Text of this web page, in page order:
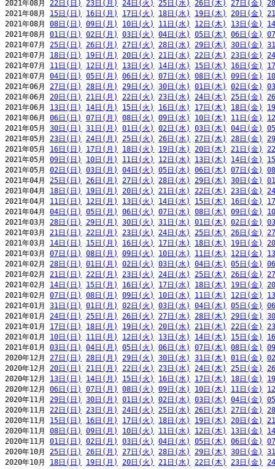
2021年08月 22日(日) 23日(月) 24日(火) 25日(水) 26日(木) 27日(金)
2021年08月 15日(日) 16日(月) 17日(火) 18日(水) 19日(木) 20日(金)
2021年08月 08日(日) 09日(月) 10日(火) 11日(水) 12日(木) 13日(金)
2021年08月 01日(日) 02日(月) 03日(火) 04日(水) 05日(木) 06日(金)
2021年07月 25日(日) 26日(月) 27日(火) 28日(水) 29日(木) 30日(金)
2021年07月 18日(日) 19日(月) 20日(火) 21日(水) 22日(木) 23日(金)
2021年07月 11日(日) 12日(月) 13日(火) 14日(水) 15日(木) 16日(金)
2021年07月 04日(日) 05日(月) 06日(火) 07日(水) 08日(木) 09日(金)
2021年06月 27日(日) 28日(月) 29日(火) 30日(水) 01日(木) 02日(金)
2021年06月 20日(日) 21日(月) 22日(火) 23日(水) 24日(木) 25日(金)
2021年06月 13日(日) 14日(月) 15日(火) 16日(水) 17日(木) 18日(金)
2021年06月 06日(日) 07日(月) 08日(火) 09日(水) 10日(木) 11日(金)
2021年05月 30日(日) 31日(月) 01日(火) 02日(水) 03日(木) 04日(金)
2021年05月 23日(日) 24日(月) 25日(火) 26日(水) 27日(木) 28日(金)
2021年05月 16日(日) 17日(月) 18日(火) 19日(水) 20日(木) 21日(金)
2021年05月 09日(日) 10日(月) 11日(火) 12日(水) 13日(木) 14日(金)
2021年05月 02日(日) 03日(月) 04日(火) 05日(水) 06日(木) 07日(金)
2021年04月 25日(日) 26日(月) 27日(火) 28日(水) 29日(木) 30日(金)
2021年04月 18日(日) 19日(月) 20日(火) 21日(水) 22日(木) 23日(金)
2021年04月 11日(日) 12日(月) 13日(火) 14日(水) 15日(木) 16日(金)
2021年04月 04日(日) 05日(月) 06日(火) 07日(水) 08日(木) 09日(金)
2021年03月 28日(日) 29日(月) 30日(火) 31日(水) 01日(木) 02日(金)
2021年03月 21日(日) 22日(月) 23日(火) 24日(水) 25日(木) 26日(金)
2021年03月 14日(日) 15日(月) 16日(火) 17日(水) 18日(木) 19日(金)
2021年03月 07日(日) 08日(月) 09日(火) 10日(水) 11日(木) 12日(金)
2021年02月 28日(日) 01日(月) 02日(火) 03日(水) 04日(木) 05日(金)
2021年02月 21日(日) 22日(月) 23日(火) 24日(水) 25日(木) 26日(金)
2021年02月 14日(日) 15日(月) 16日(火) 17日(水) 18日(木) 19日(金)
2021年02月 07日(日) 08日(月) 09日(火) 10日(水) 11日(木) 12日(金)
2021年01月 31日(日) 01日(月) 02日(火) 03日(水) 04日(木) 05日(金)
2021年01月 24日(日) 25日(月) 26日(火) 27日(水) 28日(木) 29日(金)
2021年01月 17日(日) 18日(月) 19日(火) 20日(水) 21日(木) 22日(金)
2021年01月 10日(日) 11日(月) 12日(火) 13日(水) 14日(木) 15日(金)
2021年01月 03日(日) 04日(月) 05日(火) 06日(水) 07日(木) 08日(金)
2020年12月 27日(日) 28日(月) 29日(火) 30日(水) 31日(木) 01日(金)
2020年12月 20日(日) 21日(月) 22日(火) 23日(水) 24日(木) 25日(金)
2020年12月 13日(日) 14日(月) 15日(火) 16日(水) 17日(木) 18日(金)
2020年12月 06日(日) 07日(月) 08日(火) 09日(水) 10日(木) 11日(金)
2020年11月 29日(日) 30日(月) 01日(火) 02日(水) 03日(木) 04日(金)
2020年11月 22日(日) 23日(月) 24日(火) 25日(水) 26日(木) 27日(金)
2020年11月 15日(日) 16日(月) 17日(火) 18日(水) 19日(木) 20日(金)
2020年11月 08日(日) 09日(月) 10日(火) 11日(水) 12日(木) 13日(金)
2020年11月 01日(日) 02日(月) 03日(火) 04日(水) 05日(木) 06日(金)
2020年10月 25日(日) 26日(月) 27日(火) 28日(水) 29日(木) 30日(金)
2020年10月 18日(日) 19日(月) 20日(火) 21日(水) 22日(木) 23日(金)